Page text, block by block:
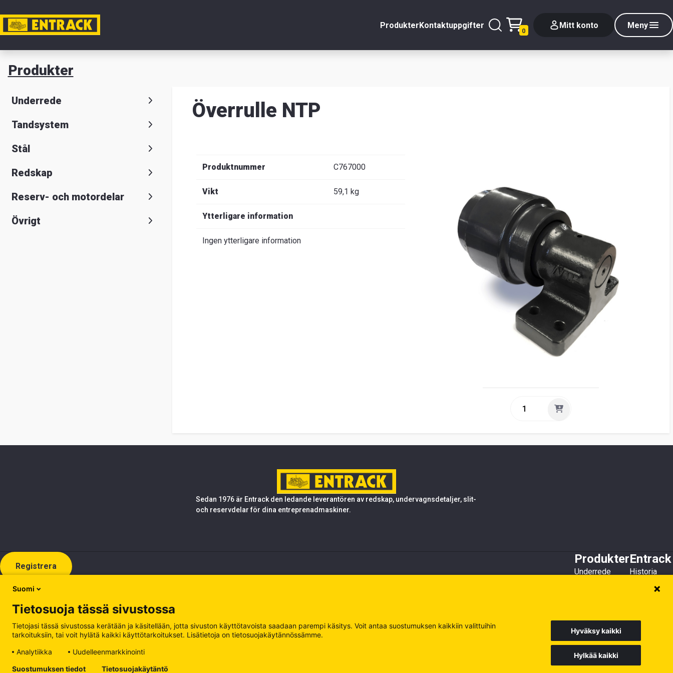
ProdukterKontaktuppgifter
0
Mitt konto Meny
Mitt konto Stäng
Produktväljare
Entrack
Produkter
Underrede
Tandsystem
Stål
Redskap
Reserv- och motordelar
Övrigt
Överrulle NTP
Produktnummer C767000
Vikt 59,1 kg
Ytterligare information
Ingen ytterligare information
Sedan 1976 är Entrack den ledande leverantören av redskap, undervagnsdetaljer, slit-
och reservdelar för dina entreprenadmaskiner.
Registrera
Produkter
Underrede
Övrigt
Entrack
Historia
Kundservice
Hantera kakor Integritetspolicy
Suomi
Tietosuoja tässä sivustossa
Tietojasi tässä sivustossa kerätään ja käsitellään, jotta sivuston käyttötavoista saadaan parempi käsitys. Voit antaa suostumuksen kaikkiin valittuihin
tarkoituksiin, tai voit hylätä kaikki käyttötarkoitukset. Lisätietoja on tietosuojakäytännössämme.
Analytiikka
Uudelleenmarkkinointi
Hyväksy kaikki
Hylkää kaikki
Suostumuksen tiedot
Tietosuojakäytäntö